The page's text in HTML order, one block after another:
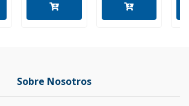
Sobre Nosotros